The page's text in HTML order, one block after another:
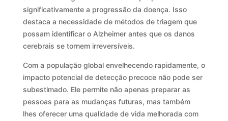
significativamente a progressão da doença. Isso
destaca a necessidade de métodos de triagem que
possam identificar o Alzheimer antes que os danos
cerebrais se tornem irreversíveis.
Com a população global envelhecendo rapidamente, o
impacto potencial de detecção precoce não pode ser
subestimado. Ele permite não apenas preparar as
pessoas para as mudanças futuras, mas também
lhes oferecer uma qualidade de vida melhorada com